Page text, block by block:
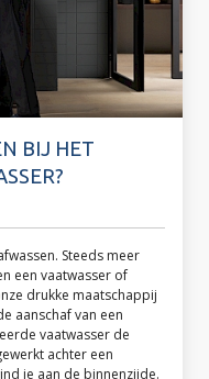
BIJ HET
Steeds meer
een vaatwasser of
drukke maatschappij
aanschaf van een
vaatwasser de
achter een
je aan de binnenzijde.